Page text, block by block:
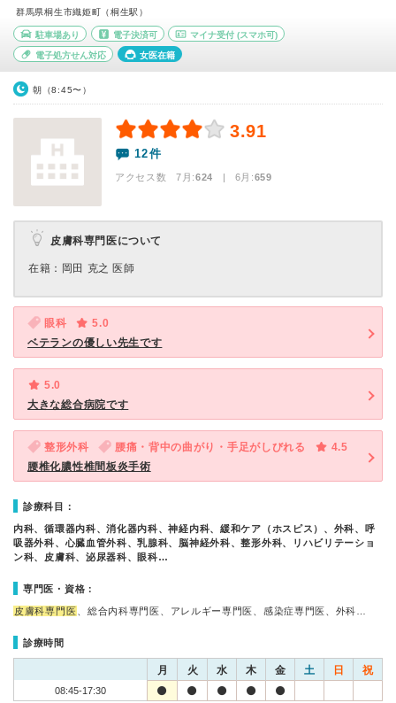
群馬県桐生市織姫町（桐生駅）
駐車場あり 電子決済可 マイナ受付 (スマホ可)
電子処方せん対応 女医在籍
朝（8:45〜）
3.91
12件
アクセス数 7月:624 | 6月:659
皮膚科専門医について
在籍：岡田 克之 医師
眼科
5.0
ベテランの優しい先生です
5.0
大きな総合病院です
整形外科 腰痛・背中の曲がり・手足がしびれる
4.5
腰椎化膿性椎間板炎手術
診療科目：
内科、循環器内科、消化器内科、神経内科、緩和ケア（ホスピス）、外科、呼
吸器外科、心臓血管外科、乳腺科、脳神経外科、整形外科、リハビリテーショ
ン科、皮膚科、泌尿器科、眼科…
専門医・資格：
皮膚科専門医 、総合内科専門医、アレルギー専門医、感染症専門医、外科…
診療時間
月 火 水 木 金 土 日 祝
08:45-17:30